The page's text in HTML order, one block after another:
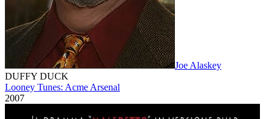
Joe Alaskey
DUFFY DUCK
Looney Tunes: Acme Arsenal
2007